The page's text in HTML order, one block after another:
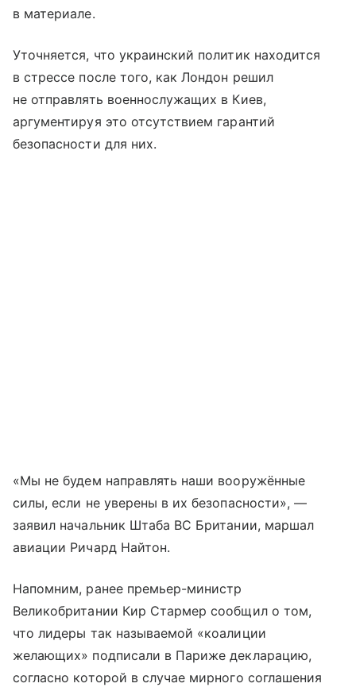
в материале.
Уточняется, что украинский политик находится
в стрессе после того, как Лондон решил
не отправлять военнослужащих в Киев,
аргументируя это отсутствием гарантий
безопасности для них.
«Мы не будем направлять наши вооружённые
силы, если не уверены в их безопасности», —
заявил начальник Штаба ВС Британии, маршал
авиации Ричард Найтон.
Напомним, ранее премьер-министр
Великобритании Кир Стармер сообщил о том,
что лидеры так называемой «коалиции
желающих» подписали в Париже декларацию,
согласно которой в случае мирного соглашения